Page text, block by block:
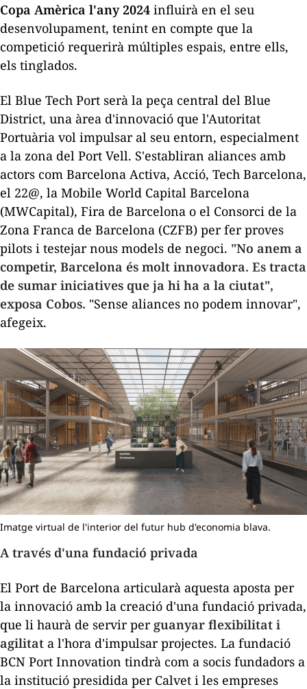
Copa Amèrica l'any 2024 influirà en el seu
desenvolupament, tenint en compte que la
competició requerirà múltiples espais, entre ells,
els tinglados.
El Blue Tech Port serà la peça central del Blue
District, una àrea d'innovació que l'Autoritat
Portuària vol impulsar al seu entorn, especialment
a la zona del Port Vell. S'establiran aliances amb
actors com Barcelona Activa, Acció, Tech Barcelona,
el 22@, la Mobile World Capital Barcelona
(MWCapital), Fira de Barcelona o el Consorci de la
Zona Franca de Barcelona (CZFB) per fer proves
pilots i testejar nous models de negoci. "No anem a
competir, Barcelona és molt innovadora. Es tracta
de sumar iniciatives que ja hi ha a la ciutat",
exposa Cobos. "Sense aliances no podem innovar",
afegeix.
Imatge virtual de l'interior del futur hub d'economia blava.
A través d'una fundació privada
El Port de Barcelona articularà aquesta aposta per
la innovació amb la creació d'una fundació privada,
que li haurà de servir perguanyar flexibilitat i
agilitat a l'hora d'impulsar projectes. La fundació
BCN Port Innovation tindrà com a socis fundadors a
la institució presidida per Calvet i les empreses